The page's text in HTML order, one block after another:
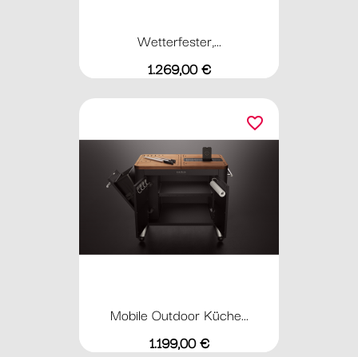
Wetterfester,...
Preis
1.269,00 €
Mobile Outdoor Küche...
Preis
1.199,00 €
favorite_border